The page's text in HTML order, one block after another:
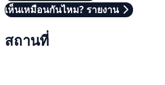
เห็นเหมือนกันไหม? รายงาน
สถานที่